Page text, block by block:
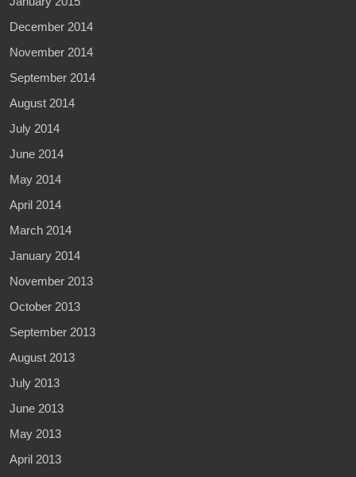
December 2014
November 2014
September 2014
August 2014
July 2014
June 2014
May 2014
April 2014
March 2014
January 2014
November 2013
October 2013
September 2013
August 2013
July 2013
June 2013
May 2013
April 2013